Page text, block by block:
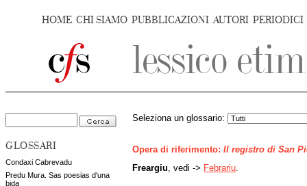
HOME CHI SIAMO PUBBLICAZIONI AUTORI PERIODICI
GLOSSARI
Condaxi Cabrevadu
Predu Mura. Sas poesias d'una
bida
Seleziona un glossario:
Opera di riferimento: Il registro di San
Freargiu , vedi -> Febrariu